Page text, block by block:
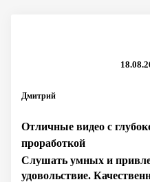
Дмитрий
Отличные видео с
проработкой
Слушать умных и
удовольствие.